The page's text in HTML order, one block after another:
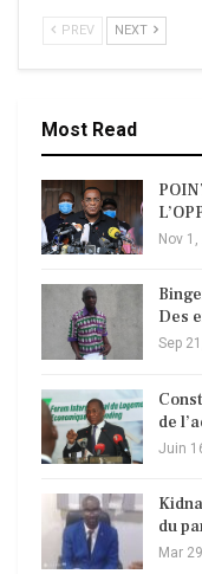
PREV NEXT
Most Read
Nov
Des
Sep
de
Juin
du
Mar